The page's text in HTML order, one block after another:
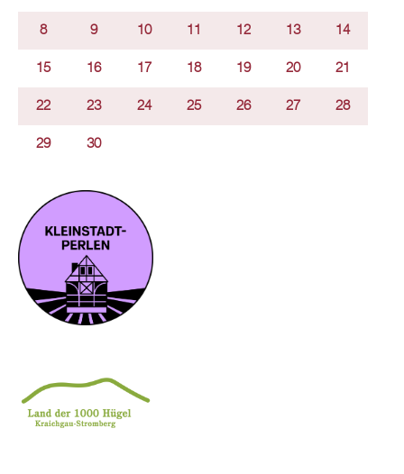
8 9 10 11 12 13 14
15 16 17 18 19 20 21
22 23 24 25 26 27 28
29 30